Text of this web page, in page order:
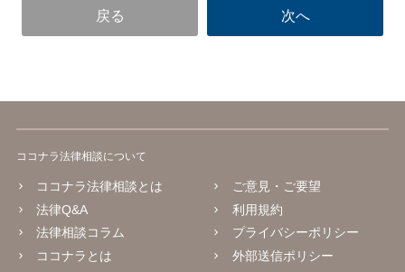
ココナラ法律相談について
ココナラ法律相談とは
法律Q&A
法律相談コラム
ココナラとは
ご意見・ご要望
利用規約
プライバシーポリシー
外部送信ポリシー